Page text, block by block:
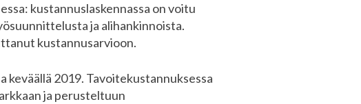
kustannuslaskennassa on voitu
ja alihankinnoista.
kustannusarvioon.
2019. Tavoitekustannuksessa
ja perusteltuun